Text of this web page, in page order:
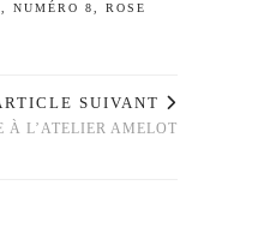
, NUMÉRO 8, ROSE
SUIVANT
À L’ATELIER AMELOT